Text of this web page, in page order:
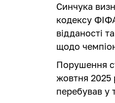
Синчука
кодексу
відданості
щодо
Порушення
жовтня 2025
перебував у